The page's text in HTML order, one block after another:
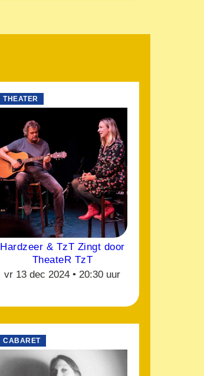
THEATER
Hardzeer & TzT Zingt door
TheateR TzT
vr 13 dec 2024 • 20:30 uur
CABARET